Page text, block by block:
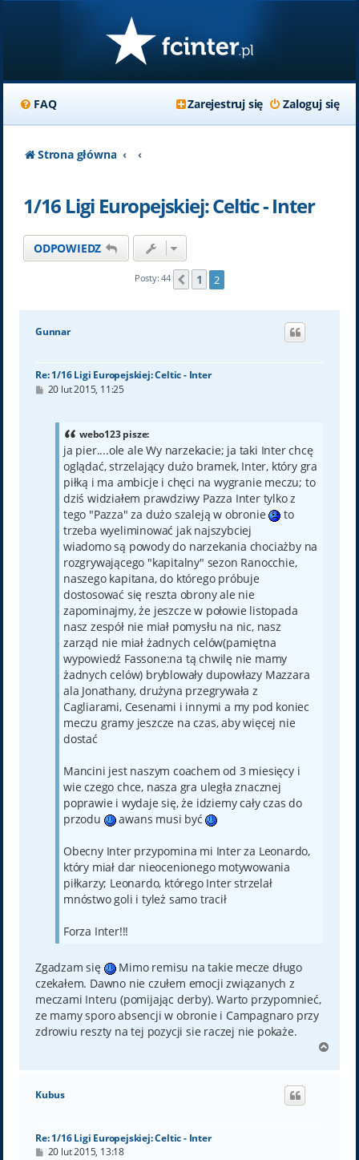
FAQ Zaloguj się
Zarejestruj się
Strona główna
1/16 Ligi Europejskiej: Celtic - Inter
ODPOWIEDZ
Posty: 44 Poprzednia
1 2
Gunnar
Re: 1/16 Ligi Europejskiej: Celtic - Inter
P20 lut 2015, 11:25
webo123 pisze:
ja pier....ole ale Wy narzekacie; ja taki Inter chcę
oglądać, strzelający dużo bramek, Inter, który gra
piłką i ma ambicje i chęci na wygranie meczu; to
dziś widziałem prawdziwy Pazza Inter tylko z
tego "Pazza" za dużo szaleją w obronie
to
trzeba wyeliminować jak najszybciej
wiadomo są powody do narzekania chociażby na
rozgrywającego "kapitalny" sezon Ranocchie,
naszego kapitana, do którego próbuje
dostosować się reszta obrony ale nie
zapominajmy, że jeszcze w połowie listopada
nasz zespół nie miał pomysłu na nic, nasz
zarząd nie miał żadnych celów(pamiętna
wypowiedź Fassone:na tą chwilę nie mamy
żadnych celów) bryblowały dupowłazy Mazzara
ala Jonathany, drużyna przegrywała z
Cagliarami, Cesenami i innymi a my pod koniec
meczu gramy jeszcze na czas, aby więcej nie
dostać
Mancini jest naszym coachem od 3 miesięcy i
wie czego chce, nasza gra uległa znacznej
poprawie i wydaje się, że idziemy cały czas do
przodu
awans musi być
Obecny Inter przypomina mi Inter za Leonardo,
który miał dar nieocenionego motywowania
piłkarzy; Leonardo, którego Inter strzelał
mnóstwo goli i tyleż samo tracił
Forza Inter!!!
Zgadzam się
Mimo remisu na takie mecze długo
czekałem. Dawno nie czułem emocji związanych z
meczami Interu (pomijając derby). Warto przypomnieć,
ze mamy sporo absencji w obronie i Campagnaro przy
zdrowiu reszty na tej pozycji sie raczej nie pokaże.
g
Kubus
Re: 1/16 Ligi Europejskiej: Celtic - Inter
P20 lut 2015, 13:18